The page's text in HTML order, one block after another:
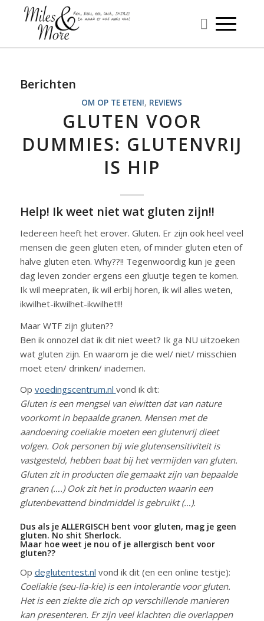
Berichten
OM OP TE ETEN!, REVIEWS
GLUTEN VOOR
DUMMIES: GLUTENVRIJ
IS HIP
Help! Ik weet niet wat gluten zijn!!
Iedereen heeft het erover. Gluten. Er zijn ook heel veel
mensen die geen gluten eten, of minder gluten eten of
halve gluten eten. Why??!! Tegenwoordig kun je geen
dag leven zonder ergens een gluutje tegen te komen.
Ik wil meepraten, ik wil erbij horen, ik wil alles weten,
ikwilhet-ikwilhet-ikwilhet!!!
Maar WTF zijn gluten??
Ben ik onnozel dat ik dit niet weet? Ik ga NU uitzoeken
wat gluten zijn. En waarom je die wel/ niet/ misschien
moet eten/ drinken/ inademen.
Op voedingscentrum.nl vond ik dit:
Gluten is een mengsel van eiwitten dat van nature
voorkomt in bepaalde granen. Mensen met de
aandoening coeliakie moeten een glutenvrij dieet
volgen. Ook personen bij wie glutensensitiviteit is
vastgesteld, hebben baat bij het vermijden van gluten.
Gluten zit in producten die gemaakt zijn van bepaalde
granen (….) Ook zit het in producten waarin een
glutenbevattend bindmiddel is gebruikt (…).
Dus als je ALLERGISCH bent voor gluten, mag je geen
gluten. No shit Sherlock.
Maar hoe weet je nou of je allergisch bent voor
gluten??
Op deglutentest.nl vond ik dit (en een online testje):
Coeliakie (seu-lia-kie) is een intolerantie voor gluten.
Het is een ziekte die zich op verschillende manieren
kan presenteren. Er zijn veel klachten die overlappen